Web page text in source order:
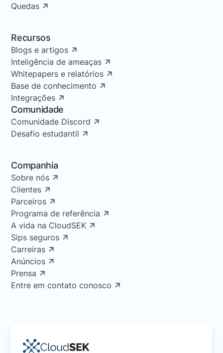
Quedas
Recursos
Blogs e artigos
Inteligência de ameaças
Whitepapers e relatórios
Base de conhecimento
Integrações
Comunidade
Comunidade Discord
Desafio estudantil
Companhia
Sobre nós
Clientes
Parceiros
Programa de referência
A vida na CloudSEK
Sips seguros
Carreiras
Anúncios
Prensa
Entre em contato conosco